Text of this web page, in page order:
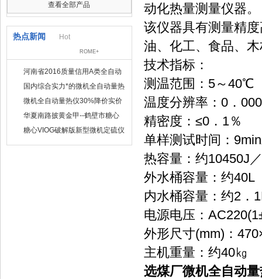
查看全部产品
热点新闻 Hot
ROME+
河南省2016质量信用A类全自动
量热仪
国内综合实力*的微机全自动量热
仪制造企业
微机全自动量热仪30%降价实价
出售
华夏南路披黄金甲--鹤壁市糖心
VIOG破解版仪器仪表有限公司
糖心VIOG破解版新型微机定硫仪
动化热量测量仪器。
该仪器具有测量精
油、化工、食品、
技术指标：
测温范围：5～40℃
温度分辨率：0．
精密度：≤0．1％
单样测试时间：
热容量：约10450J
外水桶容量：约40L
内水桶容量：约2．
电源电压：
外形尺寸(mm)：
主机重量：约40㎏
选煤厂微机全自动